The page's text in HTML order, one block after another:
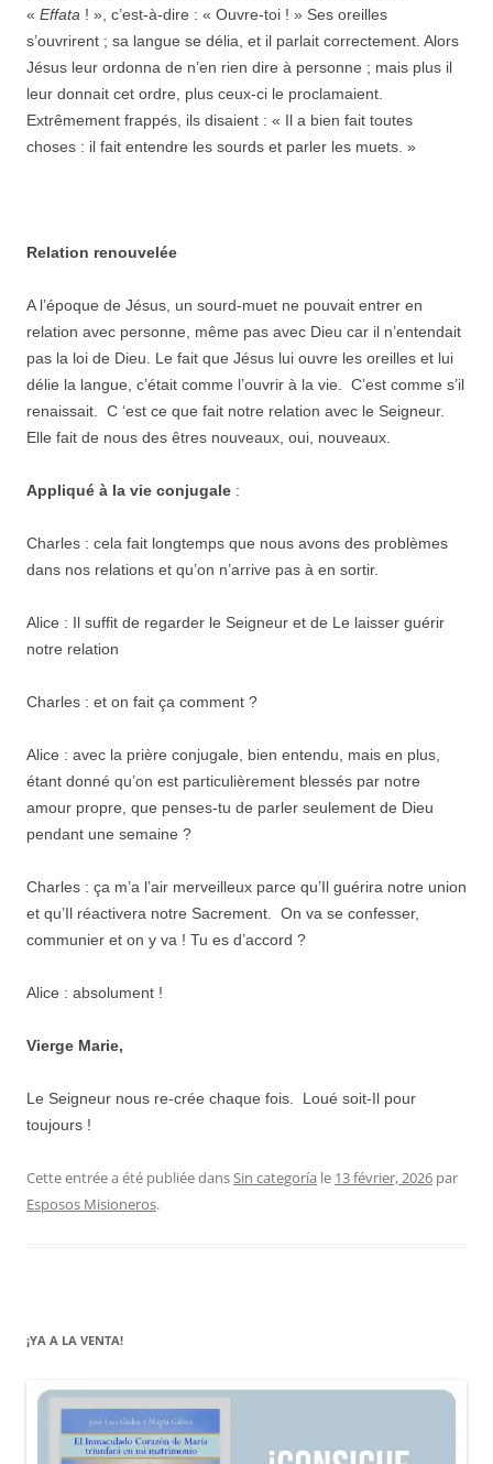
« Effata ! », c’est-à-dire : « Ouvre-toi ! » Ses oreilles
s’ouvrirent ; sa langue se délia, et il parlait correctement. Alors
Jésus leur ordonna de n’en rien dire à personne ; mais plus il
leur donnait cet ordre, plus ceux-ci le proclamaient.
Extrêmement frappés, ils disaient : « Il a bien fait toutes
choses : il fait entendre les sourds et parler les muets. »
Relation renouvelée
A l’époque de Jésus, un sourd-muet ne pouvait entrer en
relation avec personne, même pas avec Dieu car il n’entendait
pas la loi de Dieu. Le fait que Jésus lui ouvre les oreilles et lui
délie la langue, c’était comme l’ouvrir à la vie. C’est comme s’il
renaissait. C ‘est ce que fait notre relation avec le Seigneur.
Elle fait de nous des êtres nouveaux, oui, nouveaux.
Appliqué à la vie conjugale :
Charles : cela fait longtemps que nous avons des problèmes
dans nos relations et qu’on n’arrive pas à en sortir.
Alice : Il suffit de regarder le Seigneur et de Le laisser guérir
notre relation
Charles : et on fait ça comment ?
Alice : avec la prière conjugale, bien entendu, mais en plus,
étant donné qu’on est particulièrement blessés par notre
amour propre, que penses-tu de parler seulement de Dieu
pendant une semaine ?
Charles : ça m’a l’air merveilleux parce qu’Il guérira notre union
et qu’Il réactivera notre Sacrement. On va se confesser,
communier et on y va ! Tu es d’accord ?
Alice : absolument !
Vierge Marie,
Le Seigneur nous re-crée chaque fois. Loué soit-Il pour
toujours !
Cette entrée a été publiée dansSin categoría le 13 février, 2026 par
Esposos Misioneros.
¡YA A LA VENTA!